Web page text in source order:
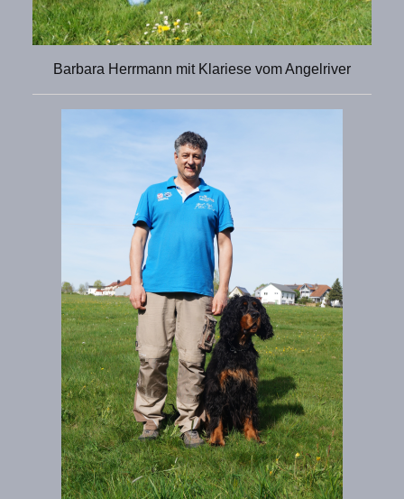
Barbara Herrmann mit Klariese vom Angelriver